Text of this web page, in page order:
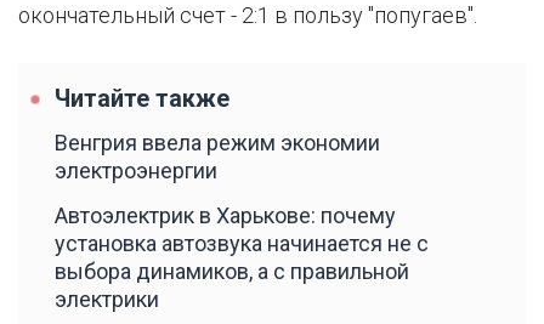
окончательный счет - 2:1 в пользу "попугаев".
Читайте также
Венгрия ввела режим экономии
электроэнергии
Автоэлектрик в Харькове: почему
установка автозвука начинается не с
выбора динамиков, а с правильной
электрики